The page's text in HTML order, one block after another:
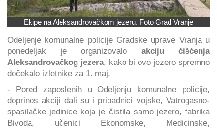
Ekipe na Aleksandrovačkom jezeru. Foto Grad Vranje
Odeljenje komunalne policije Gradske uprave Vranja u
ponedeljak je organizovalo akciju čišćenja
Aleksandrovačkog jezera, kako bi ovo jezero spremno
dočekalo izletnike za 1. maj.
- Pored zaposlenih u Odeljenju komunalne policije,
doprinos akciji dali su i pripadnici vojske, Vatrogasno-
spasilačke jedinice koja je čistila samo jezero, fabrika
Bivoda, učenici Ekonomske, Medicinske,